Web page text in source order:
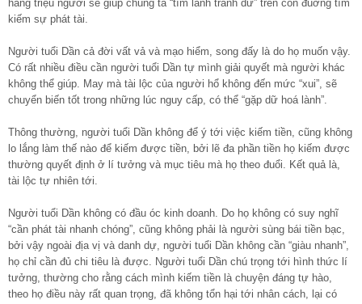
hàng triệu ngừời sẽ giúp chúng ta “tìm lành tránh dữ” trên con đuờng tìm
kiếm sự phát tài.
Người tuổi Dần cả đời vất vả và mạo hiểm, song đấy là do họ muốn vậy.
Có rất nhiều điều cần người tuổi Dần tự mình giải quyết mà người khác
không thể giúp. May mà tài lộc của người hổ không đến mức “xui”, sẽ
chuyển biến tốt trong những lúc nguy cấp, có thể “gặp dữ hoá lành”.
Thông thường, người tuổi Dần không để ý tới việc kiếm tiền, cũng không
lo lắng làm thế nào để kiếm được tiền, bởi lẽ đa phần tiền họ kiếm được
thường quyết định ở lí tưởng và mục tiêu mà họ theo đuổi. Kết quả là,
tài lộc tự nhiên tới.
Người tuổi Dần không có đầu óc kinh doanh. Do họ không có suy nghĩ
“cần phát tài nhanh chóng”, cũng không phải là người sùng bái tiền bạc,
bởi vậy ngoài địa vị và danh dự, người tuổi Dần không cần “giàu nhanh”,
họ chỉ cần đủ chi tiêu là được. Người tuổi Dần chú trọng tới hình thức lí
tưởng, thường cho rằng cách mình kiếm tiền là chuyện đáng tự hào,
theo họ điều này rất quan trọng, đã không tổn hại tới nhân cách, lại có